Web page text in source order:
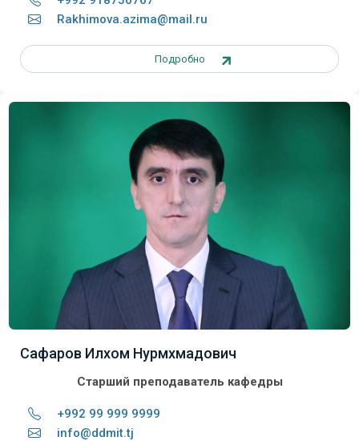
Rakhimova.azima@mail.ru
Подробно
Сафаров Илхом Нурмхмадович
Старший преподаватель кафедры
+992 99 999 9999
info@ddmit.tj